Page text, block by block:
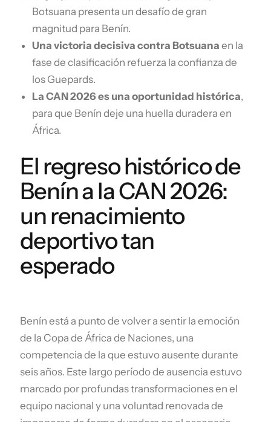
Botsuana presenta un desafío de gran
magnitud para Benín.
Una victoria decisiva contra Botsuana en la
fase de clasificación refuerza la confianza de
los Guepards.
La CAN 2026 es una oportunidad histórica,
para que Benín deje una huella duradera en
África.
El regreso histórico de
Benín a la CAN 2026:
un renacimiento
deportivo tan
esperado
Benín está a punto de volver a sentir la emoción
de la Copa de África de Naciones, una
competencia de la que estuvo ausente durante
seis años. Este largo período de ausencia estuvo
marcado por profundas transformaciones en el
equipo nacional y una voluntad renovada de